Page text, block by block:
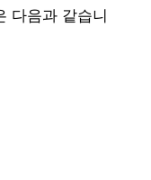
다음과 같습니